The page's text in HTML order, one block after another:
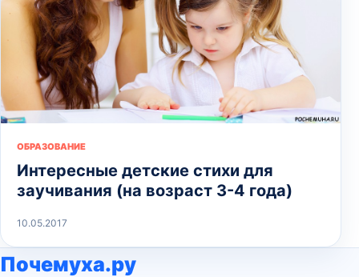
ОБРАЗОВАНИЕ
Интересные детские стихи для
заучивания (на возраст 3-4 года)
10.05.2017
Почемуха.ру